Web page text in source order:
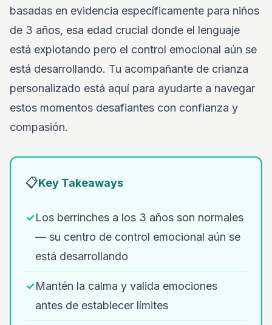
basadas en evidencia específicamente para niños
de 3 años, esa edad crucial donde el lenguaje
está explotando pero el control emocional aún se
está desarrollando. Tu acompañante de crianza
personalizado está aquí para ayudarte a navegar
estos momentos desafiantes con confianza y
compasión.
📋Key Takeaways
✓Los berrinches a los 3 años son normales
— su centro de control emocional aún se
está desarrollando
✓Mantén la calma y valida emociones
antes de establecer límites